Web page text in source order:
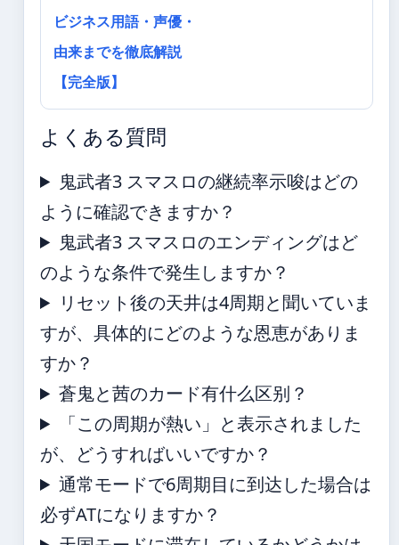
ビジネス用語・声優・
由来までを徹底解説
【完全版】
よくある質問
鬼武者3 スマスロの継続率示唆はどの
ように確認できますか？
鬼武者3 スマスロのエンディングはど
のような条件で発生しますか？
リセット後の天井は4周期と聞いていま
すが、具体的にどのような恩恵がありま
すか？
蒼鬼と茜のカード有什么区别？
「この周期が熱い」と表示されました
が、どうすればいいですか？
通常モードで6周期目に到达した場合は
必ずATになりますか？